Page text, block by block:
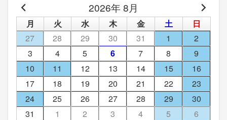
2026年 8月
月 火 水 木 金 土
日
27
28 29 30 31 1
2
3
4 5 6 7 8
9
10
11 12 13 14 15
16
17
18 19 20 21 22
23
24
25 26 27 28 29
30
31
1 2 3 4 5 6